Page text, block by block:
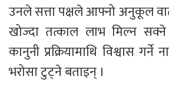
उनले सत्ता पक्षले आफ्नो अनुकूल
खोज्दा तत्काल लाभ मिल्न
कानुनी प्रक्रियामाथि विश्वास गर्ने
भरोसा टुट्ने बताइन् ।